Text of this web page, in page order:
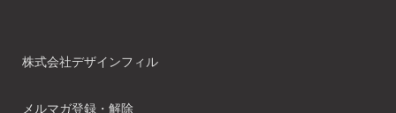
株式会社デザインフィル
メルマガ登録・解除